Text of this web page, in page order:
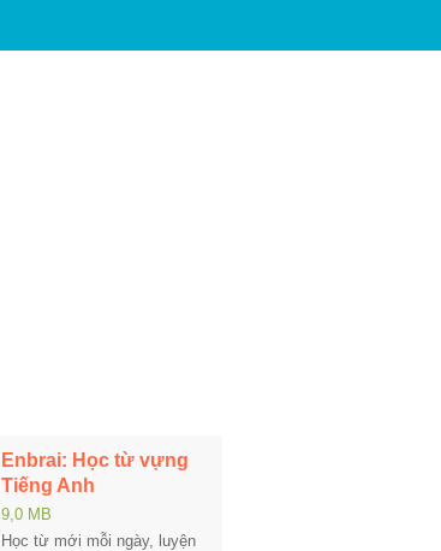
Enbrai: Học từ vựng
Tiếng Anh
9,0 MB
Học từ mới mỗi ngày, luyện